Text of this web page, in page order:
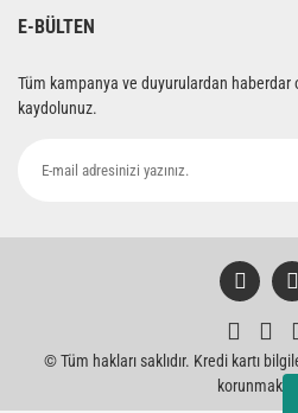
E-BÜLTEN
Tüm kampanya ve duyurulardan
kaydolunuz.
© Tüm hakları saklıdır. Kredi kartı